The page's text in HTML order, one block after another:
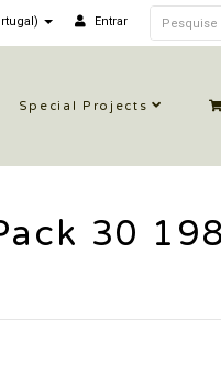
Entrar
Special Projects
30